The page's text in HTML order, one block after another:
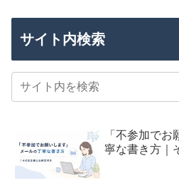
サイト内検索
「不参加で
寧な書き方｜